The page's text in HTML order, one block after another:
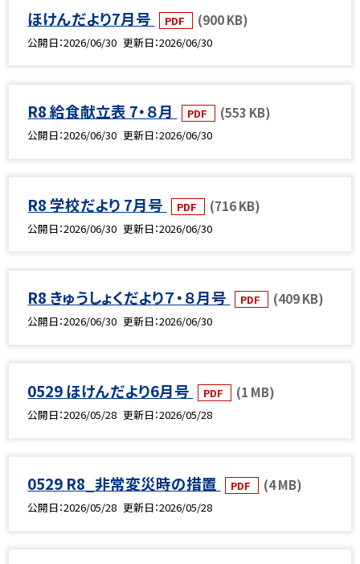
ほけんだより7月号 PDF (900 KB)
公開日 2026/06/30 更新日 2026/06/30
R8 給食献立表 7・８月 PDF (553 KB)
公開日 2026/06/30 更新日 2026/06/30
R8 学校だより 7月号 PDF (716 KB)
公開日 2026/06/30 更新日 2026/06/30
R8 きゅうしょくだより７・８月号 PDF (409 KB)
公開日 2026/06/30 更新日 2026/06/30
0529 ほけんだより6月号 PDF (1 MB)
公開日 2026/05/28 更新日 2026/05/28
0529 R8_非常変災時の措置 PDF (4 MB)
公開日 2026/05/28 更新日 2026/05/28